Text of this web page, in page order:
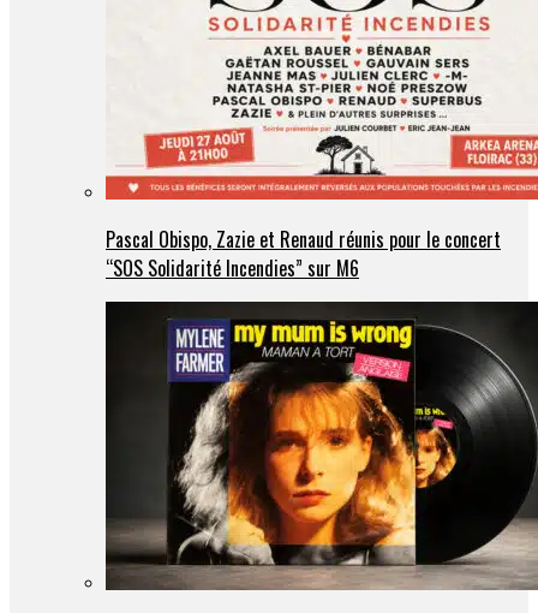
Pascal Obispo, Zazie et Renaud réunis pour le concert
“SOS Solidarité Incendies” sur M6